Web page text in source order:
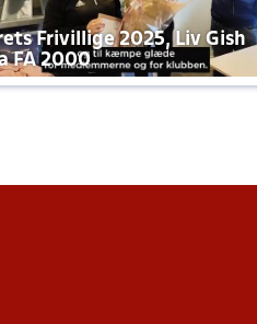
Frivillige 2025, Liv Gish
FA 2000